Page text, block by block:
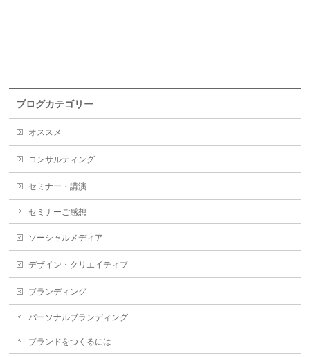
ブログカテゴリー
オススメ
コンサルティング
セミナー・講演
セミナーご感想
ソーシャルメディア
デザイン・クリエイティブ
ブランディング
パーソナルブランディング
ブランドをつくるには